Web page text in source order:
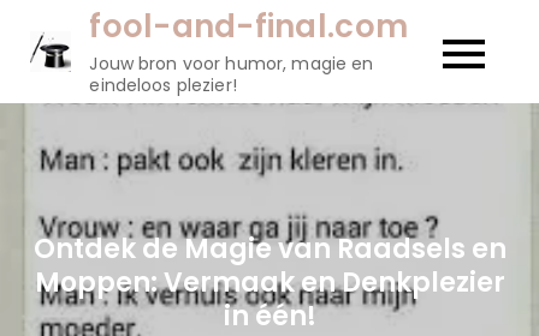
fool-and-final.com
Jouw bron voor humor, magie en
eindeloos plezier!
Ontdek de Magie van Raadsels en
Moppen: Vermaak en Denkplezier
in één!